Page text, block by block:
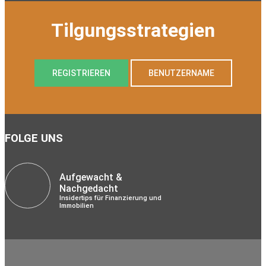
Tilgungsstrategien
REGISTRIEREN BENUTZERNAME
FOLGE UNS
Aufgewacht &
Nachgedacht
Insidertips für Finanzierung und
Immobilien